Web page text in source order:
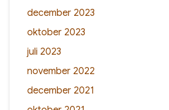
december 2023
oktober 2023
juli 2023
november 2022
december 2021